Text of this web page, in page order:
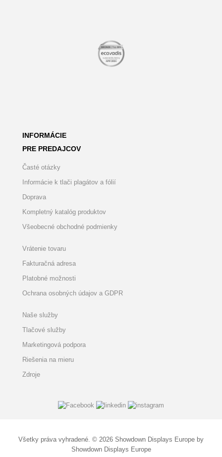
INFORMÁCIE
PRE PREDAJCOV
Časté otázky
Informácie k tlači plagátov a fólií
Doprava
Kompletný katalóg produktov
Všeobecné obchodné podmienky
Vrátenie tovaru
Fakturačná adresa
Platobné možnosti
Ochrana osobných údajov a GDPR
Naše služby
Tlačové služby
Marketingová podpora
Riešenia na mieru
Zdroje
Všetky práva vyhradené. © 2026 Showdown Displays Europe by
Showdown Displays Europe